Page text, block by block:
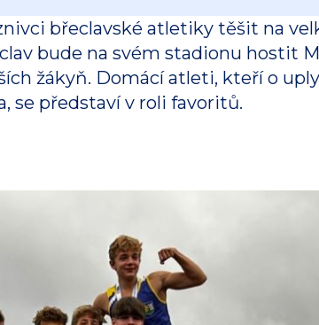
břeclavské atletiky těšit na
bude na svém stadionu hostit
žákyň. Domácí atleti, kteří o
se představí v roli favoritů.